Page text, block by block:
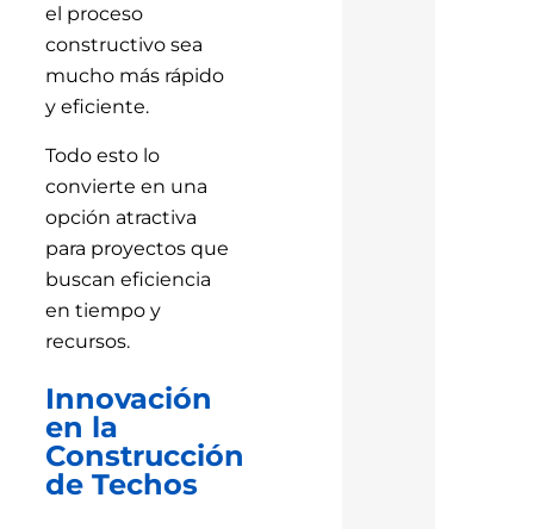
el proceso
constructivo sea
mucho más rápido
y eficiente.
Todo esto lo
convierte en una
opción atractiva
para proyectos que
buscan eficiencia
en tiempo y
recursos.
Innovación
en la
Construcción
de Techos